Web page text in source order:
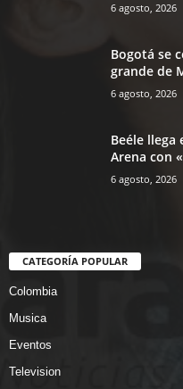
6 agosto, 2026
Bogotá se
grande de
6 agosto, 2026
Beéle llega
Arena con
6 agosto, 2026
CATEGORÍA POPULAR
Colombia
Musica
Eventos
Television